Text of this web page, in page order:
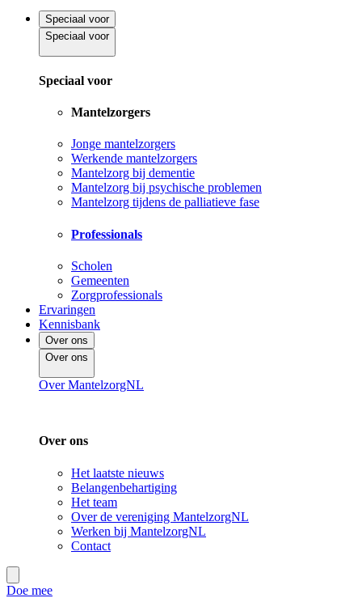
Speciaal voor
Speciaal voor
Speciaal voor
Mantelzorgers
Jonge mantelzorgers
Werkende mantelzorgers
Mantelzorg bij dementie
Mantelzorg bij psychische problemen
Mantelzorg tijdens de palliatieve fase
Professionals
Scholen
Gemeenten
Zorgprofessionals
Ervaringen
Kennisbank
Over ons
Over ons
Over MantelzorgNL
Over ons
Het laatste nieuws
Belangenbehartiging
Het team
Over de vereniging MantelzorgNL
Werken bij MantelzorgNL
Contact
Doe mee